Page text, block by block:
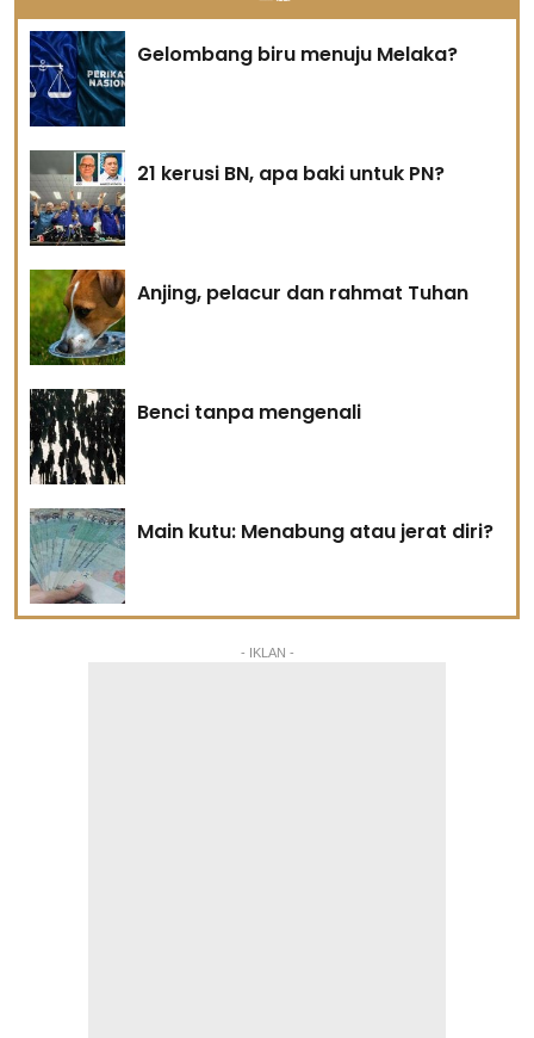
Gelombang biru menuju Melaka?
21 kerusi BN, apa baki untuk PN?
Anjing, pelacur dan rahmat Tuhan
Benci tanpa mengenali
Main kutu: Menabung atau jerat diri?
- IKLAN -